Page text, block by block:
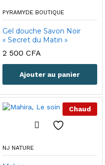
PYRAMYDE BOUTIQUE
Gel douche Savon Noir
« Secret du Matin »
2 500 CFA
Ajouter au panier
Chaud
NJ NATURE